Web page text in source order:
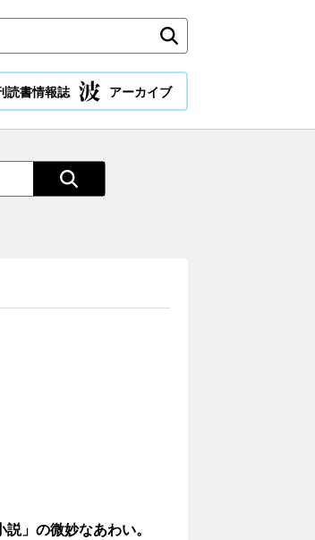
読書情報誌 アーカイブ
」の微妙なあわい。